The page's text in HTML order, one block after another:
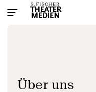
Über uns